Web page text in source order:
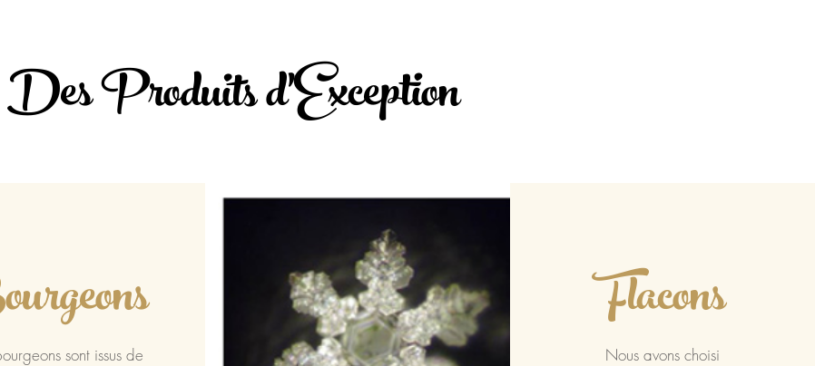
Des Produits d'Exception
sont issus de
Flacons
Nous avons choisi